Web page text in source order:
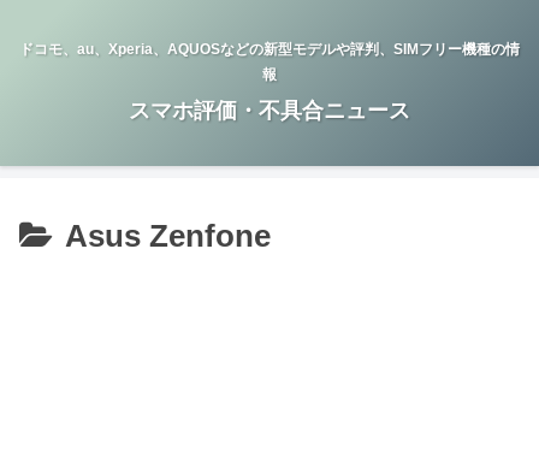
ドコモ、au、Xperia、AQUOSなどの新型モデルや評判、SIMフリー機種の情
報
スマホ評価・不具合ニュース
Asus Zenfone